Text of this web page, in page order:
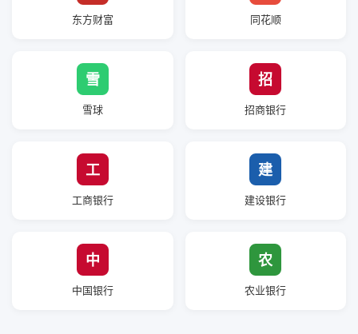
东方财富 同花顺
雪
雪球
招
招商银行
工
工商银行
建
建设银行
中
中国银行
农
农业银行